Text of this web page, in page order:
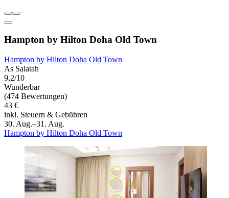
Hampton by Hilton Doha Old Town
Hampton by Hilton Doha Old Town
As Salatah
9,2/10
Wunderbar
(474 Bewertungen)
43 €
inkl. Steuern & Gebühren
30. Aug.–31. Aug.
Hampton by Hilton Doha Old Town